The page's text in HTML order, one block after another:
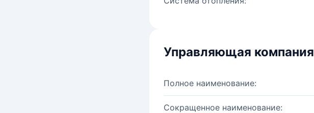
Управляющая компания
Полное наименование:
Сокращенное наименование: